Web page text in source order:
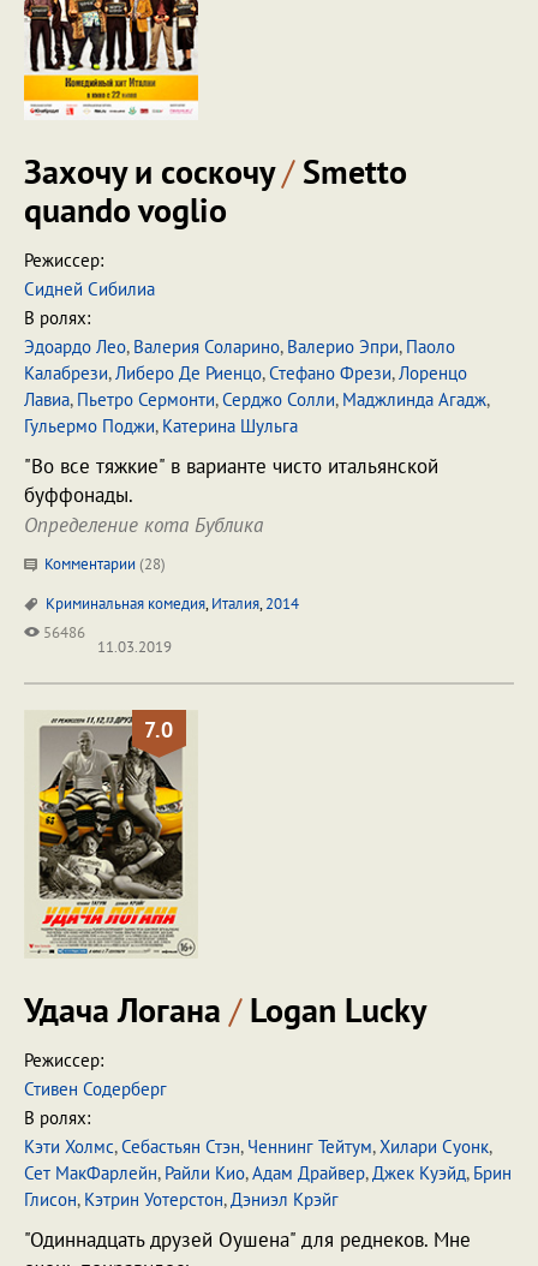
Захочу и соскочу/Smetto
quando voglio
Режиссер:
Сидней Сибилиа
В ролях:
Эдоардо Лео, Валерия Соларино, Валерио Эпри, Паоло
Калабрези,Либеро Де Риенцо,Стефано Фрези,Лоренцо
Лавиа, Пьетро Сермонти,Серджо Солли, Маджлинда Агадж,
Гульермо Поджи, Катерина Шульга
"Во все тяжкие" в варианте чисто итальянской
буффонады.
Определение кота Бублика
Комментарии (28)
Криминальная комедия,Италия,2014
56486
11.03.2019
7.0
Удача Логана /Logan Lucky
Режиссер:
Стивен Содерберг
В ролях:
Кэти Холмс,Себастьян Стэн, Ченнинг Тейтум,Хилари Суонк,
Сет МакФарлейн, Райли Кио,Адам Драйвер,Джек Куэйд, Брин
Глисон, Кэтрин Уотерстон,Дэниэл Крэйг
"Одиннадцать друзей Оушена" для реднеков. Мне